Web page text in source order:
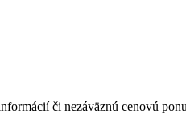
či nezáväznú cenovú